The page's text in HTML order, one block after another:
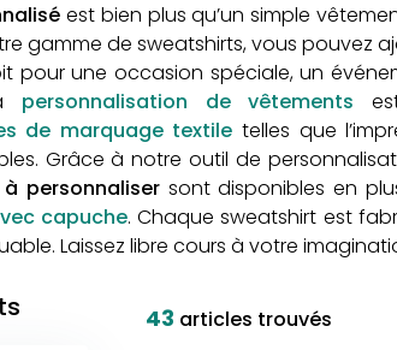
est bien plus qu’un simple
gamme de sweatshirts, vous pouvez
pour une occasion spéciale, un
personnalisation de vêtements
de marquage textile telles que
Grâce à notre outil de
personnaliser sont disponibles en
capuche. Chaque sweatshirt est
Laissez libre cours à votre
43 articles trouvés